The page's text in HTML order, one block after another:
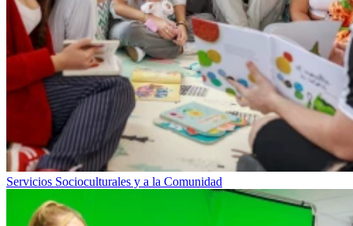
Servicios Socioculturales y a la Comunidad